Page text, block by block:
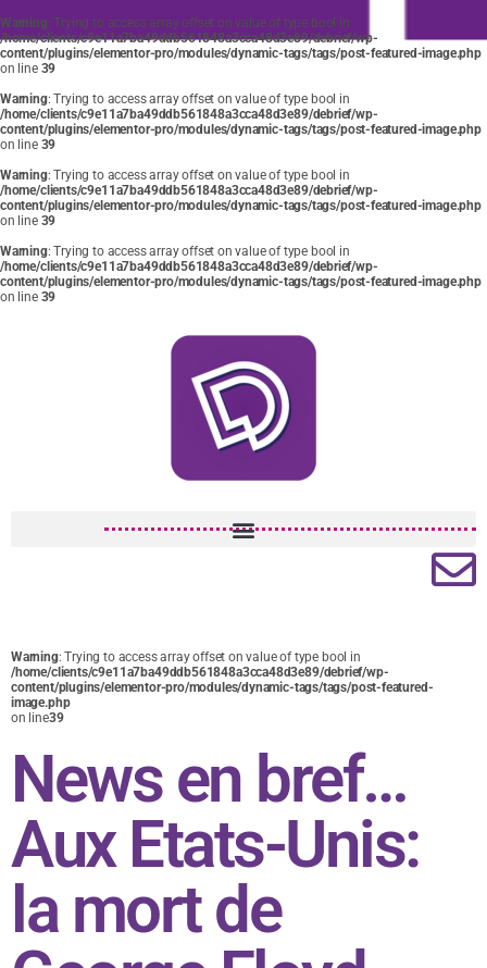
Warning: Trying to access array offset on value of type bool in
/home/clients/c9e11a7ba49ddb561848a3cca48d3e89/debrief/wp-
content/plugins/elementor-pro/modules/dynamic-tags/tags/post-featured-image.php
on line 39
Warning: Trying to access array offset on value of type bool in
/home/clients/c9e11a7ba49ddb561848a3cca48d3e89/debrief/wp-
content/plugins/elementor-pro/modules/dynamic-tags/tags/post-featured-image.php
on line 39
Warning: Trying to access array offset on value of type bool in
/home/clients/c9e11a7ba49ddb561848a3cca48d3e89/debrief/wp-
content/plugins/elementor-pro/modules/dynamic-tags/tags/post-featured-image.php
on line 39
Warning: Trying to access array offset on value of type bool in
/home/clients/c9e11a7ba49ddb561848a3cca48d3e89/debrief/wp-
content/plugins/elementor-pro/modules/dynamic-tags/tags/post-featured-image.php
on line 39
Warning: Trying to access array offset on value of type bool in
/home/clients/c9e11a7ba49ddb561848a3cca48d3e89/debrief/wp-
content/plugins/elementor-pro/modules/dynamic-tags/tags/post-featured-
image.php
on line39
News en bref…
Aux Etats-Unis:
la mort de